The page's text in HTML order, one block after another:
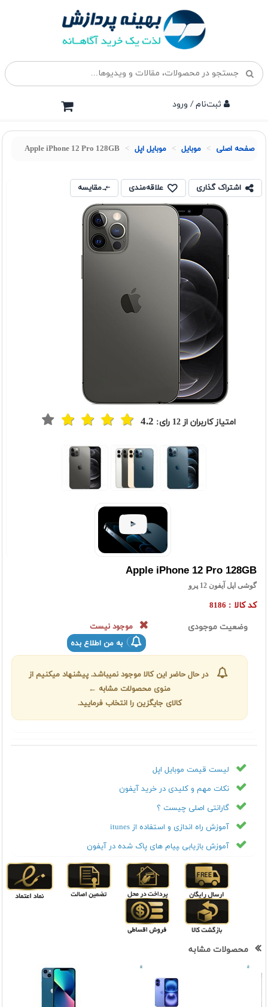
ثبت‌نام / ورود
صفحه اصلی موبايل موبایل اپل Apple iPhone 12 Pro 128GB
اشتراک گذاری علاقه‌مندی مقایسه
امتیاز کاربران از12 رای: 4.2
Apple iPhone 12 Pro 128GB
گوشی اپل آیفون 12 پرو
کد کالا : 8186
وضعیت موجودی
موجود نیست
به من اطلاع بده
در حال حاضر این کالا موجود نمیباشد. پیشنهاد میکنیم از
منوی محصولات مشابه ←
کالای جایگزین را انتخاب فرمایید.
لیست قیمت موبایل اپل
نکات مهم و کلیدی در خرید آیفون
گارانتی اصلی چیست ؟
آموزش راه اندازی و استفاده از itunes
آموزش بازیابی ‍پیام های پاک شده در آیفون
محصولات مشابه